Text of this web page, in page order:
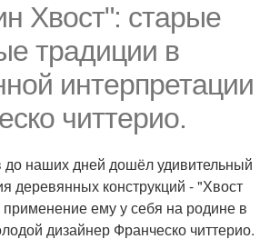
Хвост": старые
традиции в
интерпретации
читтерио.
до наших дней дошёл удивительный
деревянных конструкций - "Хвост
ему у себя на родине в
дизайнер Франческо читтерио.